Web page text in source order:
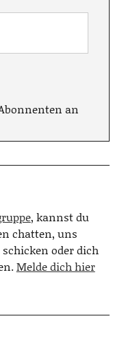
an
, kannst du
chatten, uns
oder dich
Melde dich hier